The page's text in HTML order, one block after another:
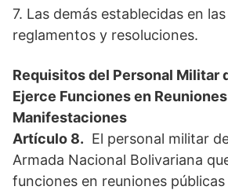
7. Las demás establecidas en
reglamentos y resoluciones.
Requisitos del Personal Militar
Ejerce Funciones en
Manifestaciones
Artículo 8. El personal militar
Armada Nacional Bolivariana
funciones en reuniones públicas